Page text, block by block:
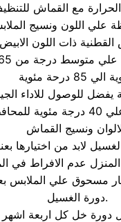
مع القماش
القطنية ذات اللون
يفضل للوصول للاداء
مؤشر الحرارة علي 40 درجة
عدم الافراط في
مسحوق علي الملابس
دورة الغسيل.
دورة خل كل اربعة